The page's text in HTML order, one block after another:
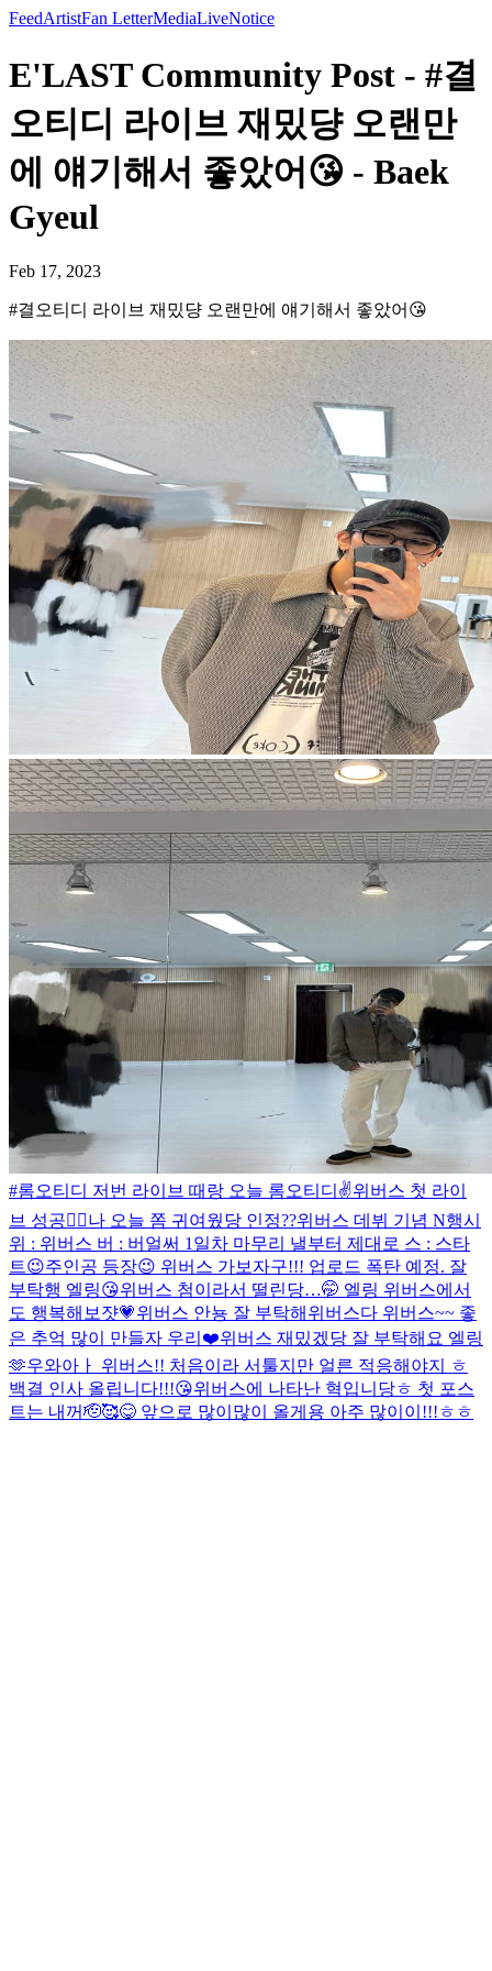
FeedArtistFan LetterMediaLiveNotice
E'LAST Community Post - #결
오티디 라이브 재밌댱 오랜만
에 얘기해서 좋았어😘 - Baek
Gyeul
Feb 17, 2023
#결오티디 라이브 재밌댱 오랜만에 얘기해서 좋았어😘
#롬오티디 저번 라이브 때랑 오늘 롬오티디✌️위버스 첫 라이
브 성공👍🏻나 오늘 쫌 귀여웠당 인정??위버스 데뷔 기념 N행시
위 : 위버스 버 : 버얼써 1일차 마무리 낼부터 제대로 스 : 스타
트😉주인공 등장😉 위버스 가보자구!!! 업로드 폭탄 예정. 잘
부탁행 엘링😘위버스 첨이라서 떨린당…🤭 엘링 위버스에서
도 행복해보쟛💗위버스 안뇽 잘 부탁해 위버스다 위버스~~ 좋
은 추억 많이 만들자 우리❤️위버스 재밌겠당 잘 부탁해요 엘링
🫶우와아ㅏ 위버스!! 처음이라 서툴지만 얼른 적응해야지 ㅎ
백결 인사 올립니다!!!😘위버스에 나타난 혁입니당ㅎ 첫 포스
트는 내꺼🫡🥰😋 앞으로 많이많이 올게용 아주 많이이!!!ㅎㅎ